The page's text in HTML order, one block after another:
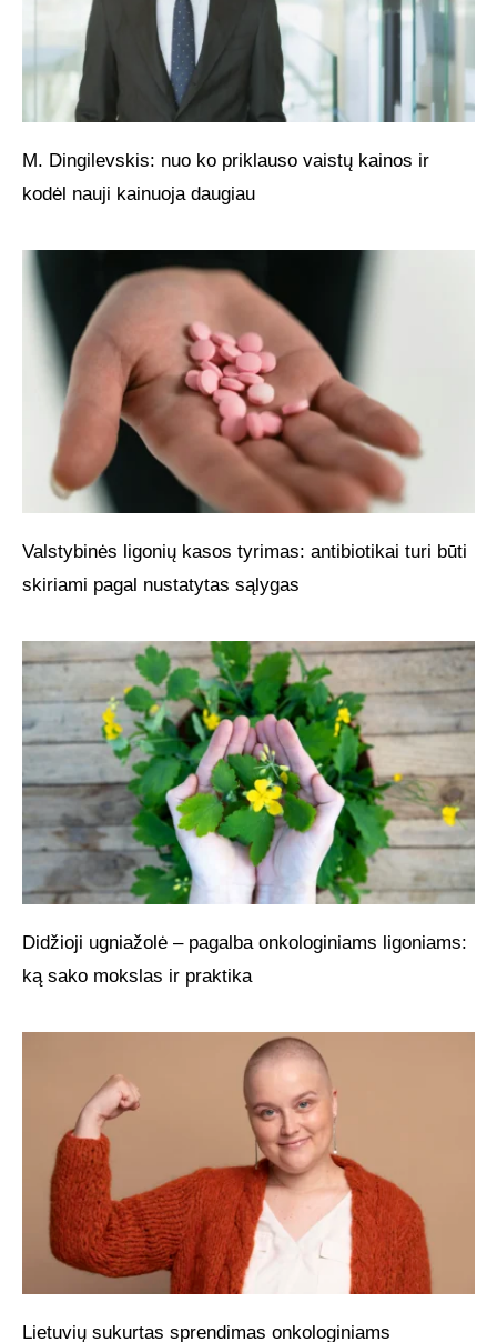
M. Dingilevskis: nuo ko priklauso vaistų kainos ir
kodėl nauji kainuoja daugiau
Valstybinės ligonių kasos tyrimas: antibiotikai turi būti
skiriami pagal nustatytas sąlygas
Didžioji ugniažolė – pagalba onkologiniams ligoniams:
ką sako mokslas ir praktika
Lietuvių sukurtas sprendimas onkologiniams